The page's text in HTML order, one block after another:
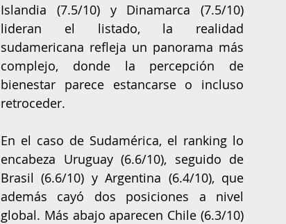
Islandia (7.5/10) y Dinamarca (7.5/10)
lideran el listado, la realidad
sudamericana refleja un panorama más
complejo, donde la percepción de
bienestar parece estancarse o incluso
retroceder.
En el caso de Sudamérica, el ranking lo
encabeza Uruguay (6.6/10), seguido de
Brasil (6.6/10) y Argentina (6.4/10), que
además cayó dos posiciones a nivel
global. Más abajo aparecen Chile (6.3/10)